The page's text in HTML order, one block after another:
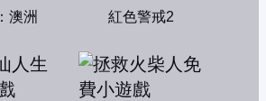
澳洲 紅色警戒2